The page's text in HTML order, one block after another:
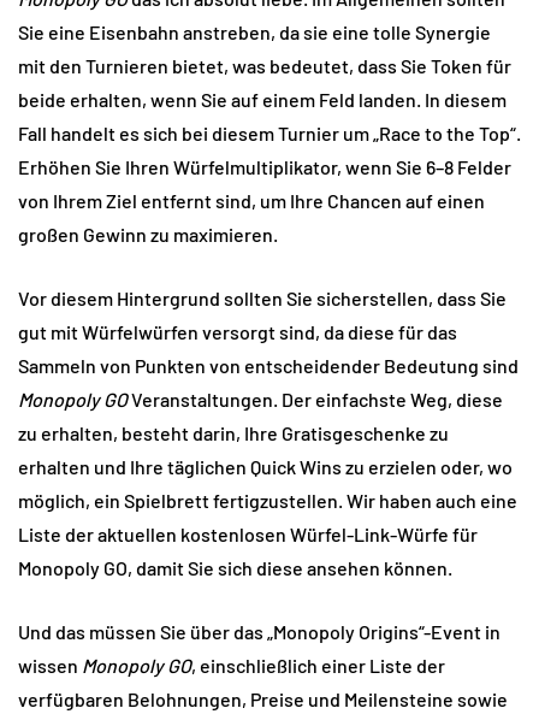
Sie eine Eisenbahn anstreben, da sie eine tolle Synergie
mit den Turnieren bietet, was bedeutet, dass Sie Token für
beide erhalten, wenn Sie auf einem Feld landen. In diesem
Fall handelt es sich bei diesem Turnier um „Race to the Top“.
Erhöhen Sie Ihren Würfelmultiplikator, wenn Sie 6–8 Felder
von Ihrem Ziel entfernt sind, um Ihre Chancen auf einen
großen Gewinn zu maximieren.
Vor diesem Hintergrund sollten Sie sicherstellen, dass Sie
gut mit Würfelwürfen versorgt sind, da diese für das
Sammeln von Punkten von entscheidender Bedeutung sind
Monopoly GOVeranstaltungen. Der einfachste Weg, diese
zu erhalten, besteht darin, Ihre Gratisgeschenke zu
erhalten und Ihre täglichen Quick Wins zu erzielen oder, wo
möglich, ein Spielbrett fertigzustellen. Wir haben auch eine
Liste der aktuellen kostenlosen Würfel-Link-Würfe für
Monopoly GO, damit Sie sich diese ansehen können.
Und das müssen Sie über das „Monopoly Origins“-Event in
wissen Monopoly GO, einschließlich einer Liste der
verfügbaren Belohnungen, Preise und Meilensteine ​​sowie